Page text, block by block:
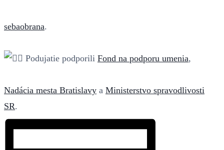
sebaobrana.
Podujatie podporili Fond na podporu umenia,
Nadácia mesta Bratislavy a Ministerstvo spravodlivosti
SR.